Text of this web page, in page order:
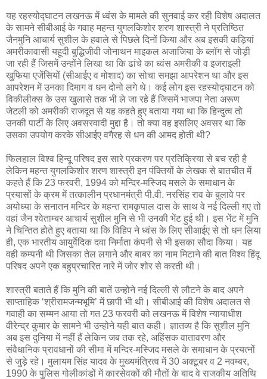
यह रहस्योद्घाटन लखनऊ में ध्वंस के मामले की सुनवाई कर रही विशेष अदालत
के सामने सीबीआई के गवाह महन्त युगलकिशोर शरण शास्त्री ने प्रतिष्ठित
जैनमुनि आचार्य सुशील के हवाले से पिछले दिनों किया और अब इसकी कड़ियां
अमरीकावासी यहूदी बुद्धिजीवी जोनाथन माइकल अजाजिया के ब्लॉग से जोड़ी
जा रही हैं जिसमें उन्होंने लिखा था कि ढांचे का ध्वंस अमरीकी व इजराइली
खुफिया एजेंसियों (सीआईए व मोशाद) का सोचा समझा आपरेशन था और इस
आपरेशन में उनका दिमाग व धन दोनो लगे थे। कई लोग इस रहस्योद्घाटन को
विकीलीक्स के उस खुलासे तक भी ले जा रहे हैं जिसमें भाजपा नेता अरूण
जेटली को अमरीकी राजदूत से यह कहते हुए बताया गया था कि हिन्दुत्व तो
उनकी पार्टी के लिए अवसरवादी मुद्दा है। तो क्या वह इसलिए अवसर था कि
उसका उपयोग करके सीआईए वगैरह से धन की आमद होती थी?
फिलहाल विश्व हिन्दू परिषद इस सारे प्रकरण पर प्रतिक्रिया से बच रही है
लेकिन महन्त युगलकिशोर शरण शास्त्री इन पंक्तियों के लेखक से बातचीत में
कहते हैं कि 23 फरवरी, 1994 को मन्दिर-मस्जिद मसले के समाधान के
प्रयासों के क्रम में तत्कालीन प्रधानमंत्री पी.वी. नरसिंह राव के बुलावे पर
अयोध्या के सनातन मन्दिर के महन्त रामकृपाल दास के साथ वे नई दिल्ली गए तो
वहां जैन श्वेताम्बर आचार्य सुशील मुनि से भी उनकी भेंट हुई थी। इस भेंट में मुनि
ने चिन्तित होते हुए बताया था कि विहिप ने ध्वंस के लिए सीआईए से तो धन लिया
ही, एक भारतीय आयुर्वेदिक दवा निर्माता कंपनी से भी इसका सौदा किया। यह
वही कम्पनी थी जिसका तेल लगाने और बाबर का नाम मिटाने की बात विश्व हिंदू
परिषद अपने एक बहुप्रचारित नारे में जोर शोर से करती थी।
शास्त्री बताते हैं कि मुनि की बातें उन्होने नई दिल्ली से लौटने के बाद अपने
साप्ताहिक ‘श्रीरामजन्मभूमि’ में छापी भी थी। सीबीआई की विशेष अदालत से
गवाही का सम्मन आया तो गत 23 फरवरी को लखनऊ में विशेष न्यायाधीश
वीरेन्द्र कुमार के सामने भी उन्होने यही बात कही। ज्ञातव्य है कि सुशील मुनि
अब इस दुनिया में नहीं हैं लेकिन जब तक रहे, अहिंसक वातावरण और
संवैधानिक प्रावधानों की सीमा में मन्दिर-मस्जिद मसले के समाधान के प्रयत्नों
से जुड़े रहे। मुलायम सिंह यादव के मुख्यमंत्रित्व में 30 अक्टूबर व 2 नवम्बर,
1990 के पुलिस गोलीकांडों में कारसेवकों की मौतों के बाद वे राजकीय अतिथि